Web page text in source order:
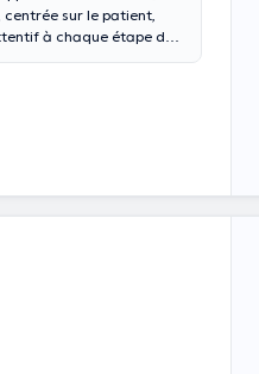
centrée sur le patient,
à chaque étape de